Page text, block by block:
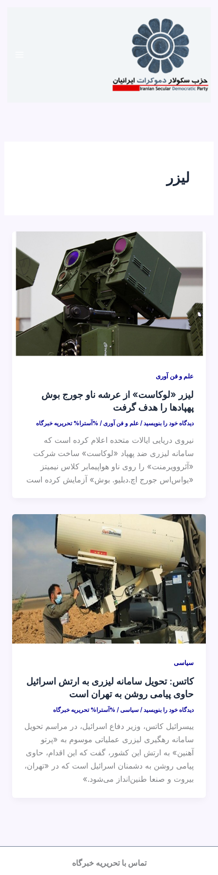
لیزر
علم و فن آوری
لیزر «لوکاست» از عرشه ناو جورج بوش
پهپادها را هدف گرفت
دیدگاه‌ خود را بنویسید / علم و فن آوری/ %آسترا% تحریریه خبرگاه
نیروی دریایی ایالات متحده اعلام کرده است که
سامانه لیزری ضد پهپاد «لوکاست» ساخت شرکت
«آئروویرمنت» را روی ناو هواپیمابر کلاس نیمیتز
«یواس‌اس جورج اچ.دبلیو. بوش» آزمایش کرده است
سیاسی
کاتس: تحویل سامانه لیزری به ارتش اسرائیل
حاوی پیامی روشن به تهران است
دیدگاه‌ خود را بنویسید / سیاسی/ %آسترا% تحریریه خبرگاه
ییسرائیل کاتس، وزیر دفاع اسرائیل، در مراسم تحویل
سامانه رهگیری لیزری عملیاتی موسوم به «پرتو
آهنین» به ارتش این کشور، گفت که این اقدام، حاوی
پیامی روشن به دشمنان اسرائیل است که در «تهران،
بیروت و صنعا طنین‌انداز می‌شود.»
تماس با تحریریه خبرگاه